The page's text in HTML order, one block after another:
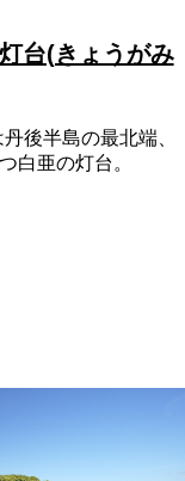
台(きょうがみ
後半島の最北端、
白亜の灯台。